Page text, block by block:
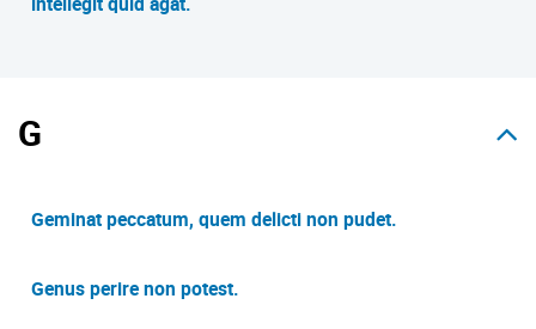
G
Geminat peccatum, quem delicti non pudet.
Genus perire non potest.